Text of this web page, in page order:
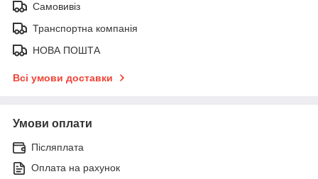
Самовивіз
Транспортна компанія
НОВА ПОШТА
Всі умови доставки
Умови оплати
Післяплата
Оплата на рахунок